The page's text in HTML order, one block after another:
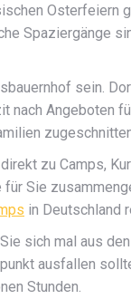
Osterfeiern
Spaziergänge
sein.
Angeboten
zu Camps,
Sie
in Deutschland
sich mal aus
ausfallen
Stunden.